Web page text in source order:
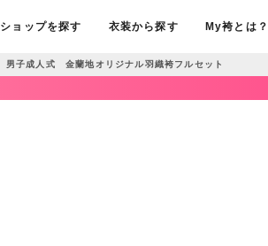
ショップを探す 衣装から探す My袴とは？
男子成人式 金蘭地オリジナル羽織袴フルセット